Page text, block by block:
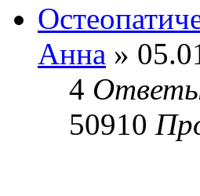
Анна »
4
50910